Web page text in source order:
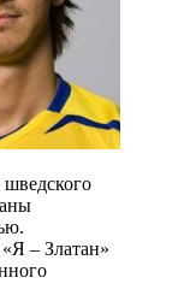
– Златан»